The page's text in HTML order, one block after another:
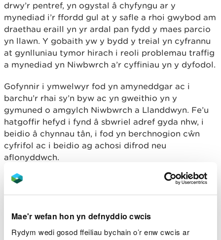
Mae'r wefan hon yn defnyddio cwcis
Rydym wedi gosod ffeiliau bychain o’r enw cwcis ar
drwy’r pentref, yn ogystal â chyfyngu ar y
mynediad i’r ffordd gul at y safle a rhoi gwybod am
draethau eraill yn yr ardal pan fydd y maes parcio
yn llawn. Y gobaith yw y bydd y treial yn cyfrannu
at gynlluniau tymor hirach i reoli problemau traffig
a mynediad yn Niwbwrch a’r cyffiniau yn y dyfodol.
Gofynnir i ymwelwyr fod yn amyneddgar ac i
barchu’r rhai sy’n byw ac yn gweithio yn y
gymuned o amgylch Niwbwrch a Llanddwyn. Fe’u
hatgoffir hefyd i fynd â sbwriel adref gyda nhw, i
beidio â chynnau tân, i fod yn berchnogion cŵn
cyfrifol ac i beidio ag achosi difrod neu
aflonyddwch.
Dywedodd Justin Hanson, Arweinydd Tîm Pobl a
“Rydyn ni’n disgwyl i’r niferoedd uchel o
barhau, yn enwedig ar benwythnosau a